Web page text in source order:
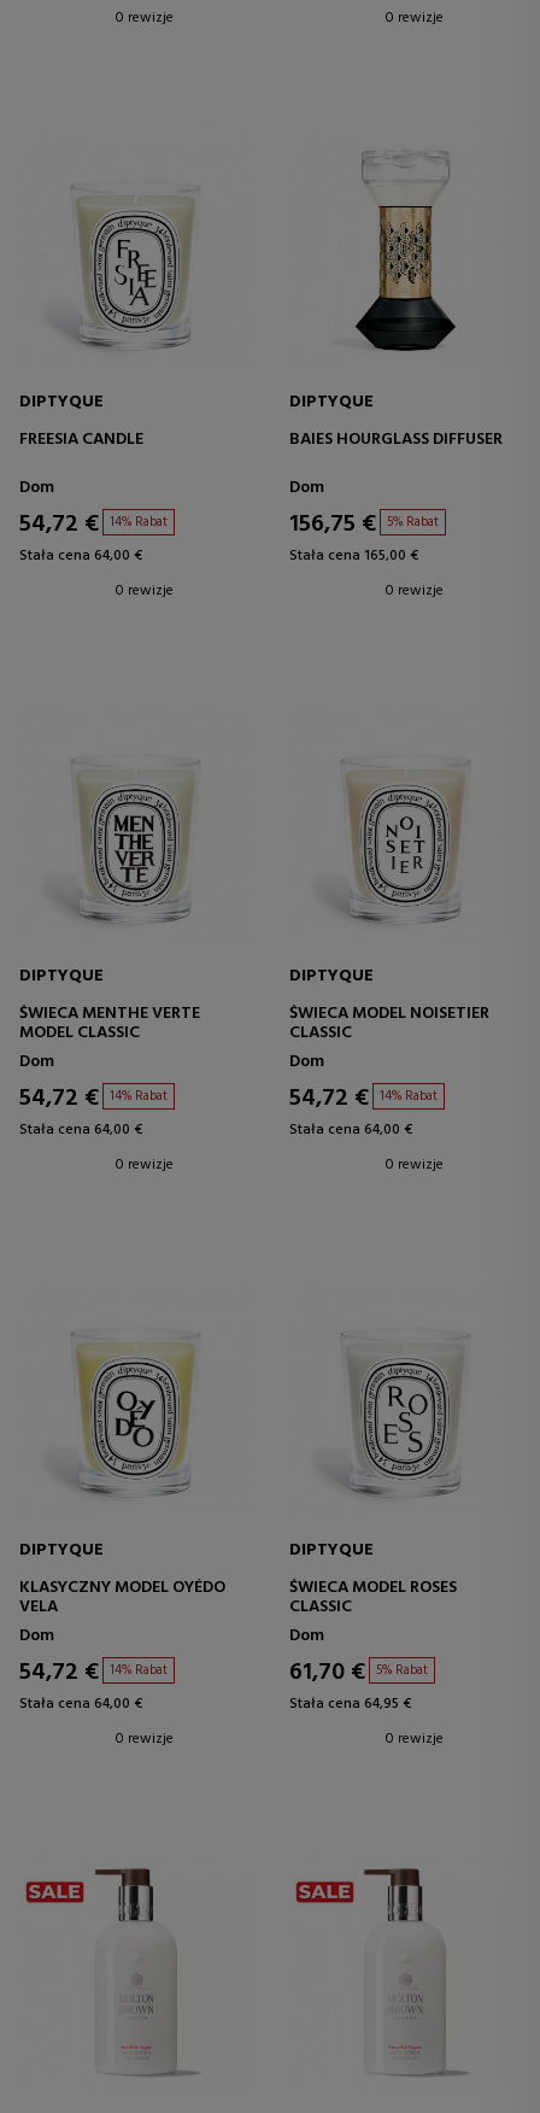
0 rewizje
0 rewizje
DIPTYQUE
FREESIA CANDLE
Dom
54,72 € 14% Rabat
Stała cena 64,00 €
0 rewizje
DIPTYQUE
BAIES HOURGLASS DIFFUSER
Dom
156,75 € 5% Rabat
Stała cena 165,00 €
0 rewizje
DIPTYQUE
ŚWIECA MENTHE VERTE
MODEL CLASSIC
Dom
54,72 € 14% Rabat
Stała cena 64,00 €
0 rewizje
DIPTYQUE
ŚWIECA MODEL NOISETIER
CLASSIC
Dom
54,72 € 14% Rabat
Stała cena 64,00 €
0 rewizje
DIPTYQUE
KLASYCZNY MODEL OYÉDO
VELA
Dom
54,72 € 14% Rabat
Stała cena 64,00 €
0 rewizje
DIPTYQUE
ŚWIECA MODEL ROSES
CLASSIC
Dom
61,70 € 5% Rabat
Stała cena 64,95 €
0 rewizje